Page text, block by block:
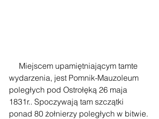
wydarzenia, jest Pomnik-Mauzoleum
poległych pod Ostrołęką 26 maja
1831r.. Spoczywają tam szczątki
ponad 80 żołnierzy poległych w bitwie.